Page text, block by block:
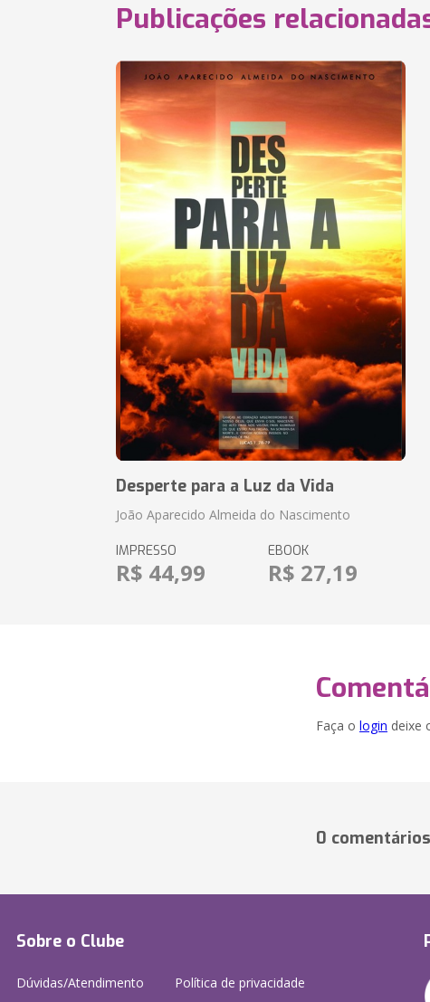
Publicações
Desperte para a Luz da Vida
João Aparecido Almeida do Nascimento
IMPRESSO
R$ 44,99
EBOOK
R$ 27,19
Faça o login deixe
0 comentários
Sobre o Clube
Dúvidas/Atendimento Política de privacidade